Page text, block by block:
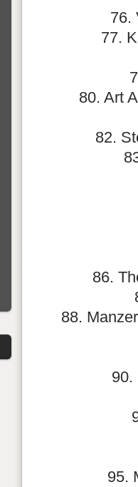
76.
77.
80. Art
82.
86.
88.
90.
95.